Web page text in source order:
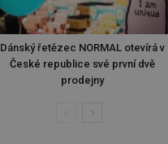
Dánský řetězec NORMAL otevírá v
České republice své první dvě
prodejny